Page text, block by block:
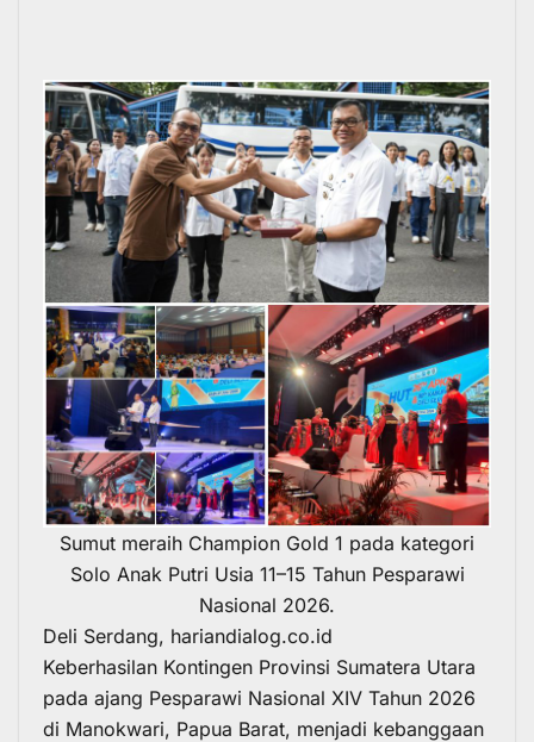
Sumut meraih Champion Gold 1 pada kategori
Solo Anak Putri Usia 11–15 Tahun Pesparawi
Nasional 2026.
Deli Serdang, hariandialog.co.id
Keberhasilan Kontingen Provinsi Sumatera Utara
pada ajang Pesparawi Nasional XIV Tahun 2026
di Manokwari, Papua Barat, menjadi kebanggaan